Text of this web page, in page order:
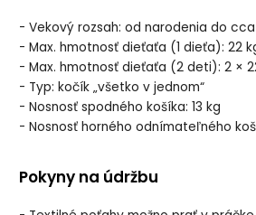
- Vekový rozsah: od narodenia do
- Max. hmotnosť dieťaťa (1 dieťa): 22
- Max. hmotnosť dieťaťa (2 deti): 2 ×
- Typ: kočík „všetko v jednom“
- Nosnosť spodného košíka: 13 kg
- Nosnosť horného odnímateľného
Pokyny na údržbu